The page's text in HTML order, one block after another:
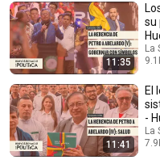
11:35
su
La
11:41
El
-
La